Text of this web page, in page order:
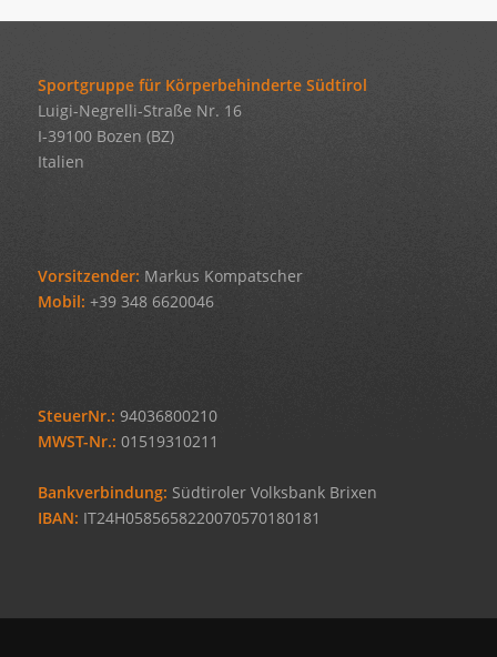
Sportgruppe für Körperbehinderte Südtirol
Luigi-Negrelli-Straße Nr. 16
I-39100 Bozen (BZ)
Italien
Vorsitzender: Markus Kompatscher
Mobil: +39 348 6620046
SteuerNr.: 94036800210
MWST-Nr.: 01519310211
Bankverbindung: Südtiroler Volksbank Brixen
IBAN: IT24H0585658220070570180181